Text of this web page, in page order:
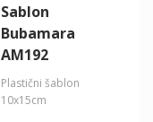
Sablon
Bubamara
AM192
Plastični šablon
10x15cm